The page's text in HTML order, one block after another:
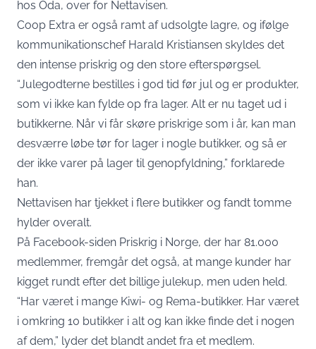
hos Oda, over for Nettavisen.
Coop Extra er også ramt af udsolgte lagre, og ifølge
kommunikationschef Harald Kristiansen skyldes det
den intense priskrig og den store efterspørgsel.
“Julegodterne bestilles i god tid før jul og er produkter,
som vi ikke kan fylde op fra lager. Alt er nu taget ud i
butikkerne. Når vi får skøre priskrige som i år, kan man
desværre løbe tør for lager i nogle butikker, og så er
der ikke varer på lager til genopfyldning,” forklarede
han.
Nettavisen har tjekket i flere butikker og fandt tomme
hylder overalt.
På Facebook-siden Priskrig i Norge, der har 81.000
medlemmer, fremgår det også, at mange kunder har
kigget rundt efter det billige julekup, men uden held.
“Har været i mange Kiwi- og Rema-butikker. Har været
i omkring 10 butikker i alt og kan ikke finde det i nogen
af ​​dem,” lyder det blandt andet fra et medlem.